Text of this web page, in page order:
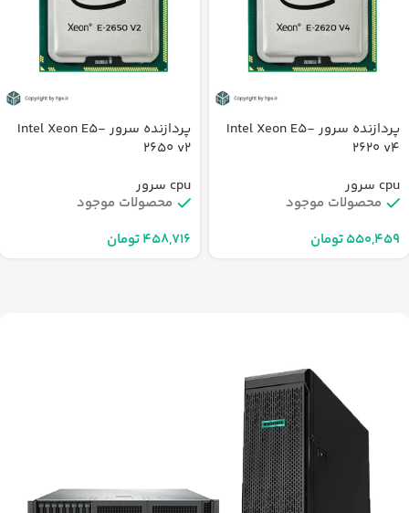
پردازنده سرور Intel Xeon E5-
2620 v4
cpu سرور
محصولات موجود
تومان
پردازنده سرور Intel Xeon E5-
2650 v2
cpu سرور
محصولات موجود
تومان